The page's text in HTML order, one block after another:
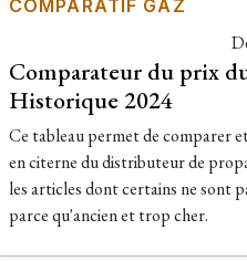
COMPARATIF GAZ
Comparateur du prix
Historique 2024
Ce tableau permet de comparer
en citerne du distributeur de
les articles dont certains ne sont
parce qu'ancien et trop cher.